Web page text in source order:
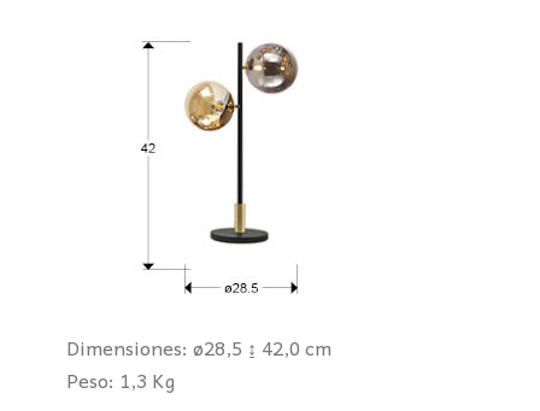
Dimensiones: ø28,5 ↨ 42,0 cm
Peso: 1,3 Kg